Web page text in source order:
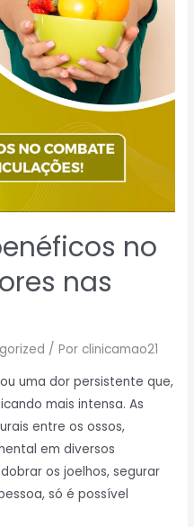
no
nas
/ Por clinicamao21
uma dor persistente que,
mais intensa. As
entre os ossos,
em diversos
os joelhos, segurar
só é possível